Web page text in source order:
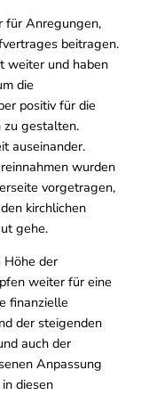
für Anregungen,
beitragen.
weiter und haben
die
positiv für die
gestalten.
auseinander.
wurden
vorgetragen,
kirchlichen
gehe.
der
weiter für eine
finanzielle
der steigenden
auch der
Anpassung
diesen